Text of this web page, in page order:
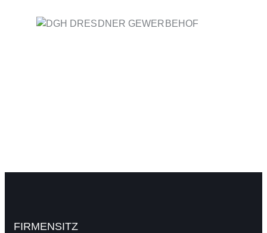
FIRMENSITZ